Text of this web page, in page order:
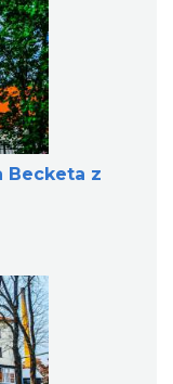
Becketa z